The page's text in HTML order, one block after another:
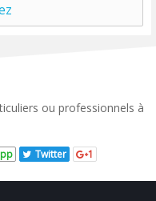
ou professionnels à
Twitter 1